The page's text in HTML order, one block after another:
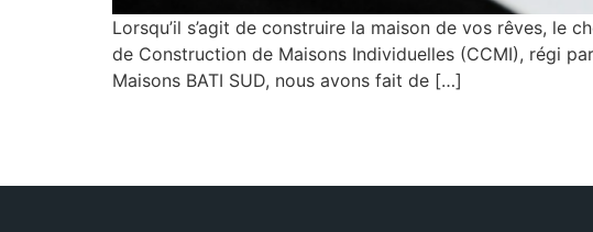
Lorsqu’il s’agit de construire la maison de vos rêves,
de Construction de Maisons Individuelles (CCMI), régi
Maisons BATI SUD, nous avons fait de […]